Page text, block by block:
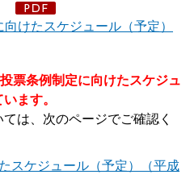
けたスケジュール（予定）
票条例制定に向けたスケジュ
ます。
は、次のページでご確認く
スケジュール（予定）（平成